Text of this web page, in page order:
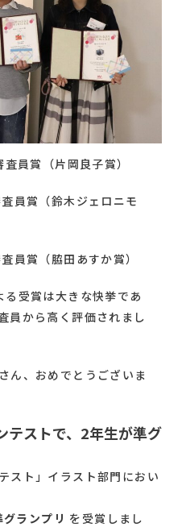
員賞（片岡良子賞）
鈴木ジェロニモ
脇田あすか賞）
受賞は大きな快挙であ
員から高く評価されまし
ん、おめでとうございま
テストで、2年生が準グ
スト」イラスト部門におい
グランプリ を受賞しまし